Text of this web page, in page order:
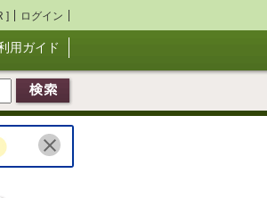
] ログイン
用ガイド